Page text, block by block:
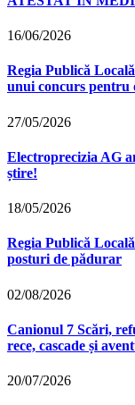
16/06/2026
Regia Publică
unui concurs pentru
27/05/2026
Electroprecizia AG
știre!
18/05/2026
Regia Publică
posturi de pădurar
02/08/2026
Canionul 7 Scări,
rece, cascade și
20/07/2026